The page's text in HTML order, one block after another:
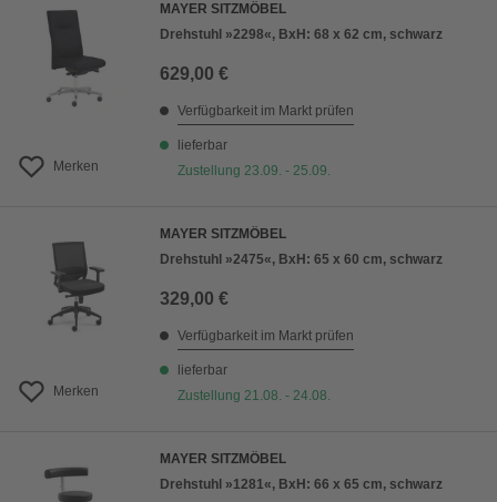
Merken
MAYER SITZMÖBEL
Drehstuhl »2298«, BxH: 68 x 62 cm, schwarz
629,00 €
Verfügbarkeit im Markt prüfen
lieferbar
Zustellung 23.09. - 25.09.
Merken
MAYER SITZMÖBEL
Drehstuhl »2475«, BxH: 65 x 60 cm, schwarz
329,00 €
Verfügbarkeit im Markt prüfen
lieferbar
Zustellung 21.08. - 24.08.
MAYER SITZMÖBEL
Drehstuhl »1281«, BxH: 66 x 65 cm, schwarz